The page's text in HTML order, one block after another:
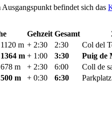
befindet sich das
Gehzeit Gesamt
m + 2:30 2:30
Col del
m + 1:00 3:30
Puig de
m + 2:30 6:00
Coll de
m + 0:30 6:30